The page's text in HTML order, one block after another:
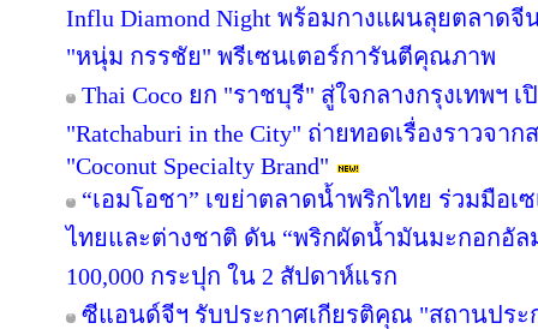
Influ Diamond Night พร้อมกางแผนลุยตลาด
"หนุ่ม กรรชัย" พรีเซนเตอร์การันตีคุณภาพ
Thai Coco ยก "ราชบุรี" สู่ใจกลางกรุงเทพฯ เ
"Ratchaburi in the City" ถ่ายทอดเรื่องราวจ
"Coconut Specialty Brand"
“เอมโอชา” เขย่าตลาดน้ำพริกไทย ร่วมมือ
ไทยและต่างชาติ ดัน “พริกผัดน้ำมันมะกอกอั
100,000 กระปุก ใน 2 สัปดาห์แรก
ซีแอนด์จีฯ รับประกาศเกียรติคุณ "สถานปร